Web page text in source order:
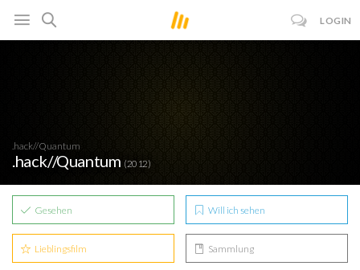
LOGIN
.hack//Quantum
.hack//Quantum (2012)
Gesehen Will ich sehen
Lieblingsfilm Sammlung